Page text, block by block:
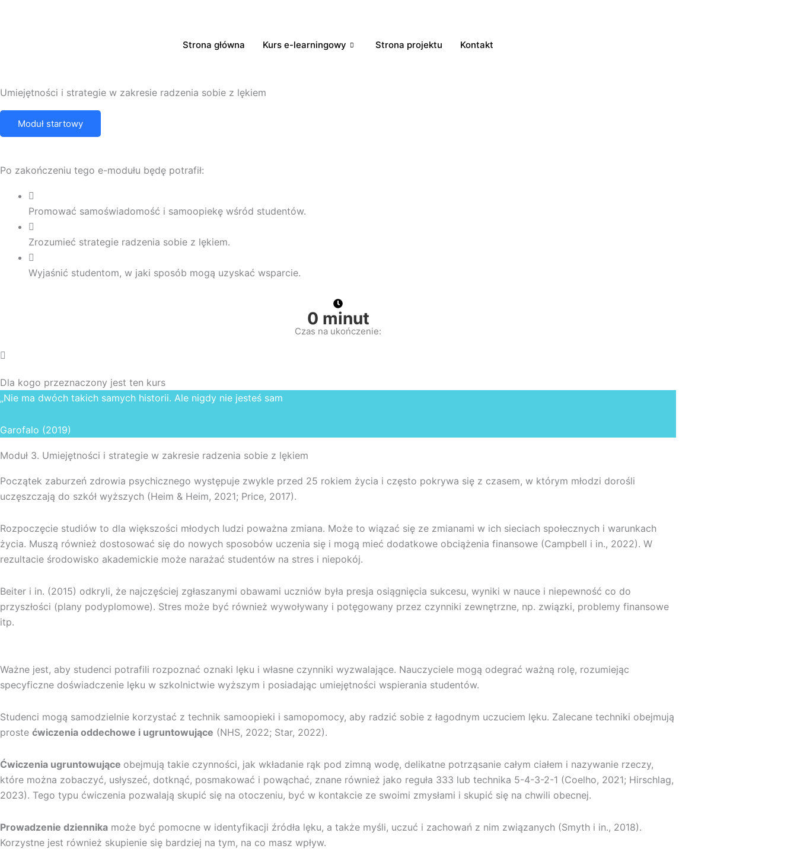
Strona główna Kurs e-learningowy Strona projektu Kontakt
Umiejętności i strategie w zakresie radzenia sobie z lękiem
Moduł startowy
Po zakończeniu tego e-modułu będę potrafił:
Promować samoświadomość i samoopiekę wśród studentów.
Zrozumieć strategie radzenia sobie z lękiem.
Wyjaśnić studentom, w jaki sposób mogą uzyskać wsparcie.
0 minut
Czas na ukończenie:
Dla kogo przeznaczony jest ten kurs
„Nie ma dwóch takich samych historii. Ale nigdy nie jesteś sam
Garofalo (2019)
Moduł 3. Umiejętności i strategie w zakresie radzenia sobie z lękiem
Początek zaburzeń zdrowia psychicznego występuje zwykle przed 25 rokiem życia i często pokrywa się z czasem, w którym młodzi dorośli
uczęszczają do szkół wyższych (Heim & Heim, 2021; Price, 2017).
Rozpoczęcie studiów to dla większości młodych ludzi poważna zmiana. Może to wiązać się ze zmianami w ich sieciach społecznych i warunkach
życia. Muszą również dostosować się do nowych sposobów uczenia się i mogą mieć dodatkowe obciążenia finansowe (Campbell i in., 2022). W
rezultacie środowisko akademickie może narażać studentów na stres i niepokój.
Beiter i in. (2015) odkryli, że najczęściej zgłaszanymi obawami uczniów była presja osiągnięcia sukcesu, wyniki w nauce i niepewność co do
przyszłości (plany podyplomowe). Stres może być również wywoływany i potęgowany przez czynniki zewnętrzne, np. związki, problemy finansowe
itp.
Ważne jest, aby studenci potrafili rozpoznać oznaki lęku i własne czynniki wyzwalające. Nauczyciele mogą odegrać ważną rolę, rozumiejąc
specyficzne doświadczenie lęku w szkolnictwie wyższym i posiadając umiejętności wspierania studentów.
Studenci mogą samodzielnie korzystać z technik samoopieki i samopomocy, aby radzić sobie z łagodnym uczuciem lęku. Zalecane techniki obejmują
proste ćwiczenia oddechowe i ugruntowujące (NHS, 2022; Star, 2022).
Ćwiczenia ugruntowujące obejmują takie czynności, jak wkładanie rąk pod zimną wodę, delikatne potrząsanie całym ciałem i nazywanie rzeczy,
które można zobaczyć, usłyszeć, dotknąć, posmakować i powąchać, znane również jako reguła 333 lub technika 5-4-3-2-1 (Coelho, 2021; Hirschlag,
2023). Tego typu ćwiczenia pozwalają skupić się na otoczeniu, być w kontakcie ze swoimi zmysłami i skupić się na chwili obecnej.
Prowadzenie dziennika może być pomocne w identyfikacji źródła lęku, a także myśli, uczuć i zachowań z nim związanych (Smyth i in., 2018).
Korzystne jest również skupienie się bardziej na tym, na co masz wpływ.